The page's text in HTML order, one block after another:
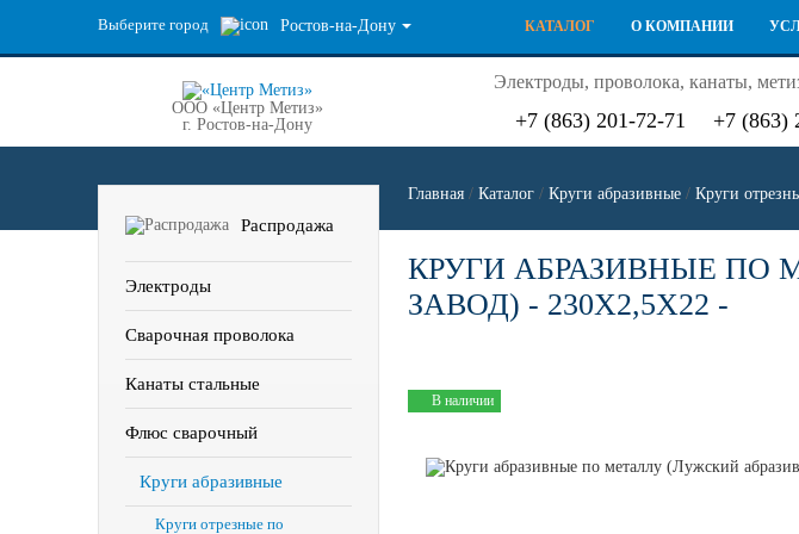
Выберите город Ростов-на-Дону КАТАЛОГ О КОМПАНИИ
ООО «Центр Метиз»
г. Ростов-на-Дону
Электроды, проволока, канаты,
+7 (863) 201-72-71 +7 (863)
Распродажа
Электроды
Сварочная проволока
Канаты стальные
Флюс сварочный
Круги абразивные
Круги отрезные по
Главная / Каталог / Круги абразивные / Круги
КРУГИ АБРАЗИВНЫЕ ПО
ЗАВОД) - 230Х2,5Х22 -
В наличии